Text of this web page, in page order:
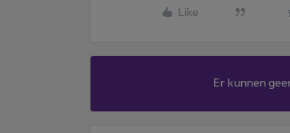
Like
Er kunnen